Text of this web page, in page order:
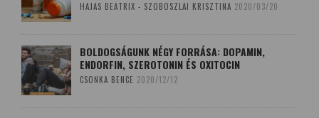
HAJAS BEATRIX - SZOBOSZLAI KRISZTINA 2020/03/20
BOLDOGSÁGUNK NÉGY FORRÁSA: DOPAMIN,
ENDORFIN, SZEROTONIN ÉS OXITOCIN
CSONKA BENCE 2020/12/12